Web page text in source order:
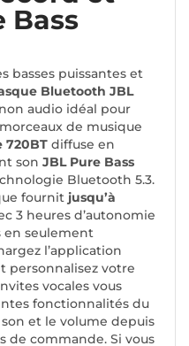
Bass
basses puissantes et
Bluetooth JBL
audio idéal pour
de musique
720BT diffuse en
son JBL Pure Bass
Bluetooth 5.3.
fournit jusqu’à
3 heures d’autonomie
en seulement
l’application
personnalisez votre
vocales vous
fonctionnalités du
son et le volume depuis
de commande. Si vous